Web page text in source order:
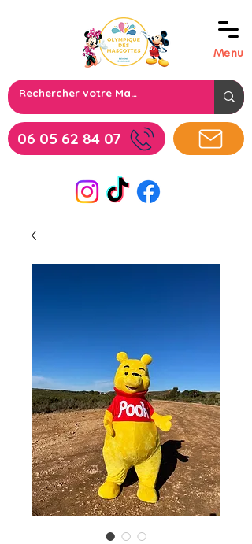
06 05 62 84 07
Menu